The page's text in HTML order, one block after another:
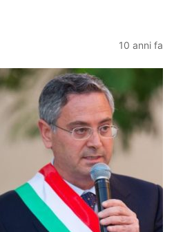
10 anni fa